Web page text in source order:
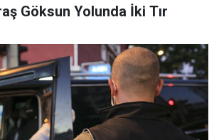
Göksun Yolunda İki Tır